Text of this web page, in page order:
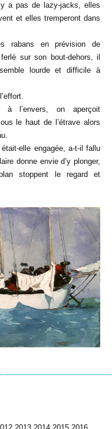
a pas de lazy-jacks, elles
et elles tremperont dans
rabans en prévision de
sur son bout-dehors, il
lourde et difficile à
à l’envers, on aperçoit
le haut de l’étrave alors
elle engagée, a-t-il fallu
donne envie d’y plonger,
stoppent le regard et